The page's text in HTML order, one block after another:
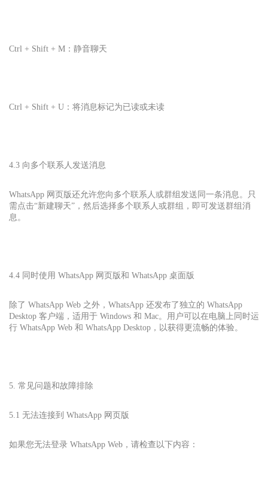
Ctrl + Shift + M：静音聊天
Ctrl + Shift + U：将消息标记为已读或未读
4.3 向多个联系人发送消息
WhatsApp 网页版还允许您向多个联系人或群组发送同一条消息。只
需点击“新建聊天”，然后选择多个联系人或群组，即可发送群组消
息。
4.4 同时使用 WhatsApp 网页版和 WhatsApp 桌面版
除了 WhatsApp Web 之外，WhatsApp 还发布了独立的 WhatsApp
Desktop 客户端，适用于 Windows 和 Mac。用户可以在电脑上同时运
行 WhatsApp Web 和 WhatsApp Desktop，以获得更流畅的体验。
5. 常见问题和故障排除
5.1 无法连接到 WhatsApp 网页版
如果您无法登录 WhatsApp Web，请检查以下内容：